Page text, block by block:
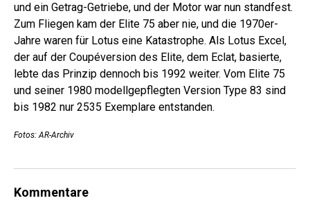
und ein Getrag-Getriebe, und der Motor war nun standfest.
Zum Fliegen kam der Elite 75 aber nie, und die 1970er-
Jahre waren für Lotus ­eine Katastrophe. Als Lotus Excel,
der auf der Coupéversion des Elite, dem Eclat, basierte,
lebte das Prinzip dennoch bis 1992 weiter. Vom Elite 75
und seiner 1980 modellgepflegten Version Type 83 sind
bis 1982 nur 2535 Exemplare entstanden.
Fotos: AR-Archiv
Kommentare